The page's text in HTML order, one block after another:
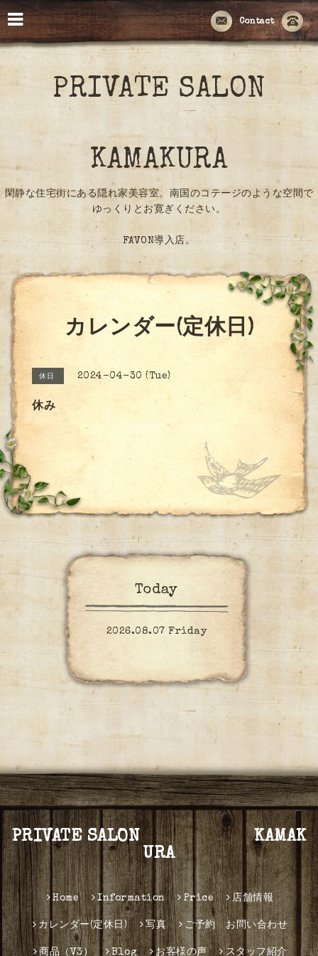
Contact
PRIVATE SALON
KAMAKURA
閑静な住宅街にある隠れ家美容室。南国のコテージのような空間で
ゆっくりとお寛ぎください。
FAVON導入店。
カレンダー(定休日)
休日 2024-04-30 (Tue)
休み
Today
2026.08.07 Friday
PRIVATE SALON KAMAK
URA
Home Information Price 店舗情報
カレンダー(定休日) 写真 ご予約 お問い合わせ
商品（V3） Blog お客様の声 スタッフ紹介